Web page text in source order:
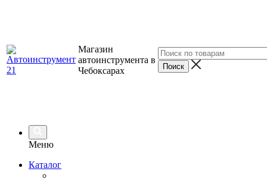
Магазин
автоинструмента в
Чебоксарах
Меню
Каталог